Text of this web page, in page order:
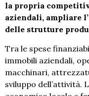
la propria
aziendali, ampliare
delle strutture
Tra le spese
immobili aziendali,
macchinari,
sviluppo dell’attività.